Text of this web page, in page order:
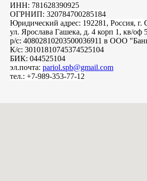
ИНН: 781628390925
ОГРНИП: 320784700285184
Юридический адрес: 192281, Россия, г.
ул. Ярослава Гашека, д. 4 корп 1, кв/оф
р/с: 40802810203500036911 в ООО
К/с: 30101810745374525104
БИК: 044525104
эл.почта: pariol.spb@gmail.com
тел.: +7-989-353-77-12